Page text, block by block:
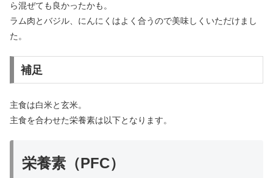
ら混ぜても良かったかも。
ラム肉とバジル、にんにくはよく合うので美味しくいただけまし
た。
補足
主食は白米と玄米。
主食を合わせた栄養素は以下となります。
栄養素（PFC）